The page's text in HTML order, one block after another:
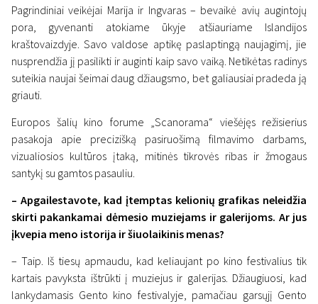
Interviu
Režisierius Valdimaras
Jóhannssonas: mitai ir realybė
man yra vieningas pasaulis
11 lapkričio 2021
Pagrindiniai veikėjai Marija ir Ingvaras – bevaikė avių augintojų
pora, gyvenanti atokiame ūkyje atšiauriame Islandijos
kraštovaizdyje. Savo valdose aptikę paslaptingą naujagimį, jie
nusprendžia jį pasilikti ir auginti kaip savo vaiką. Netikėtas radinys
suteikia naujai šeimai daug džiaugsmo, bet galiausiai pradeda ją
griauti.
Europos šalių kino forume „Scanorama“ viešėjęs režisierius
pasakoja apie precizišką pasiruošimą filmavimo darbams,
vizualiosios kultūros įtaką, mitinės tikrovės ribas ir žmogaus
santykį su gamtos pasauliu.
– Apgailestavote, kad įtemptas kelionių grafikas neleidžia
skirti pakankamai dėmesio muziejams ir galerijoms. Ar jus
įkvepia meno istorija ir šiuolaikinis menas?
– Taip. Iš tiesų apmaudu, kad keliaujant po kino festivalius tik
kartais pavyksta ištrūkti į muziejus ir galerijas. Džiaugiuosi, kad
lankydamasis Gento kino festivalyje, pamačiau garsųjį Gento